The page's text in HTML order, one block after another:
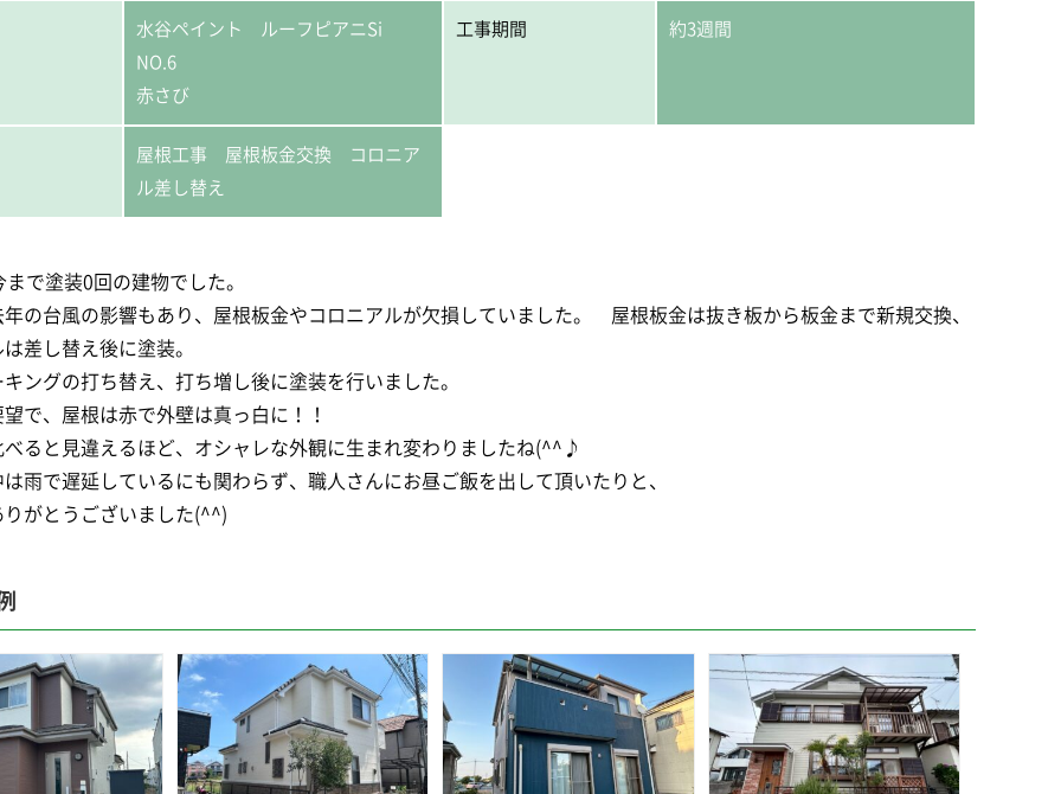
水谷ペイント ルーフピアニSi
NO.6
赤さび
工事期間 約3週間
屋根工事 屋根板金交換 コロニア
ル差し替え
で塗装0回の建物でした。
年の台風の影響もあり、屋根板金やコロニアルが欠損していました。 屋根板金は抜き板から板金まで新規交換、
差し替え後に塗装。
ングの打ち替え、打ち増し後に塗装を行いました。
望で、屋根は赤で外壁は真っ白に！！
べると見違えるほど、オシャレな外観に生まれ変わりましたね(^^♪
雨で遅延しているにも関わらず、職人さんにお昼ご飯を出して頂いたりと、
りがとうございました(^^)